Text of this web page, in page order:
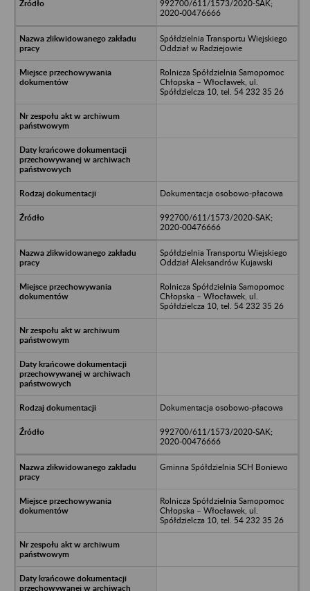
992700/611/1573/2020-SAK;
2020-00476666
Spółdzielnia Transportu Wiejskiego
Oddział w Radziejowie
Rolnicza Spółdzielnia Samopomoc
Chłopska – Włocławek, ul.
Spółdzielcza 10, tel. 54 232 35 26
Dokumentacja osobowo-płacowa
992700/611/1573/2020-SAK;
2020-00476666
Spółdzielnia Transportu Wiejskiego
Oddział Aleksandrów Kujawski
Rolnicza Spółdzielnia Samopomoc
Chłopska – Włocławek, ul.
Spółdzielcza 10, tel. 54 232 35 26
Dokumentacja osobowo-płacowa
992700/611/1573/2020-SAK;
2020-00476666
Gminna Spółdzielnia SCH Boniewo
Rolnicza Spółdzielnia Samopomoc
Chłopska – Włocławek, ul.
Spółdzielcza 10, tel. 54 232 35 26